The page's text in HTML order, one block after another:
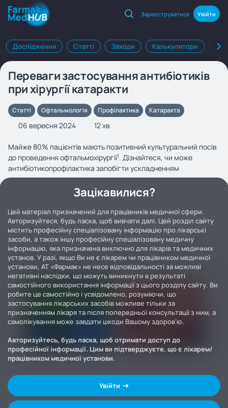
Зареєструватися Увійти
Дослідження Статті Заходи Калькулятори
Переваги застосування антибіотиків
при хірургії катаракти
Статті Офтальмологія Профілактика Катаракта
06 вересня 2024 12 хв
Майже 80% пацієнтів мають позитивний культуральний посів
до проведення офтальмохірургії1. Дізнайтеся, чи може
антибіотикопрофілактика запобігти ускладненням
Зацікавилися?
Цей матеріал призначений для працівників медичної сфери.
Авторизуйтеся, будь ласка, щоб вивчати далі. Цей розділ сайту
містить професійну спеціалізовану інформацію про лікарські
засоби, а також іншу професійну спеціалізовану медичну
інформацію, яка призначена виключно для лікарів та медичних
установ. У разі, якщо Ви не є лікарем чи працівником медичної
установи, АТ «Фармак» не несе відповідальності за можливі
негативні наслідки, що можуть виникнути в результаті
самостійного використання інформації з цього розділу сайту. Ви
робите це самостійно і усвідомлено, розуміючи, що
застосування лікарських засобів можливе тільки за
призначенням лікаря та після попередньої консультації з ним, а
самолікування може завдати шкоди Вашому здоров’ю.
Авторизуйтесь, будь ласка, щоб отримати доступ до
професійної інформації. Цим ви підтверджуєте, що є лікарем/
працівником медичної установи.
Увійти